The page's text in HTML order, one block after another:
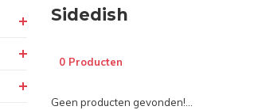
Sidedish
0 Producten
Geen producten gevonden!...